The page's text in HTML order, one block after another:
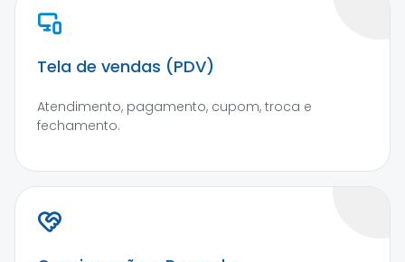
Tela de vendas (PDV)
Atendimento, pagamento, cupom, troca e
fechamento.